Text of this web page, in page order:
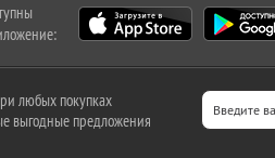
любых покупках
выгодные предложения